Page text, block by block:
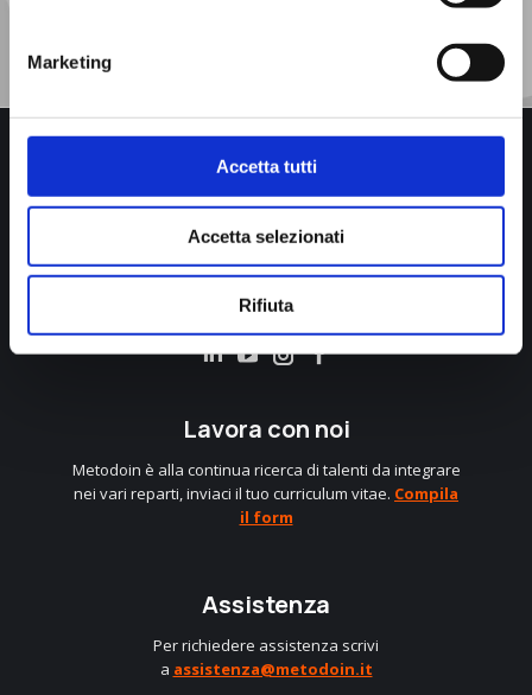
Marketing
Accetta tutti
Accetta selezionati
Rifiuta
info@metodoin.it
+39 0583 403248
LinkedinInstagram
Facebook
Lavora con noi
Metodoin è alla continua ricerca di talenti da integrare
nei vari reparti, inviaci il tuo curriculum vitae. Compila
il form
Assistenza
Per richiedere assistenza scrivi
a assistenza@metodoin.it